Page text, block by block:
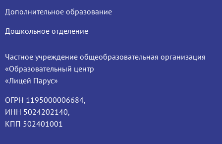
Дополнительное образование
Дошкольное отделение
Частное учреждение общеобразовательная организация
«Образовательный центр
«Лицей Парус»
ОГРН 1195000006684,
ИНН 5024202140,
КПП 502401001